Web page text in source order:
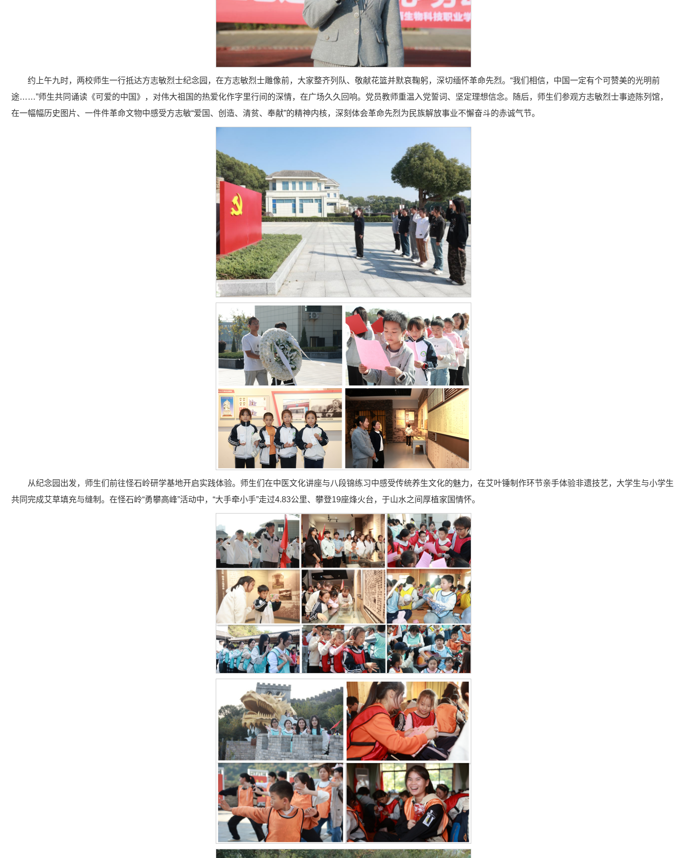
约上午九时，两校师生一行抵达方志敏烈士纪念园，在方志敏烈士雕像前，大家整齐列队、敬献花篮并默哀鞠躬，深切缅怀革命先烈。“我们相信，中国一定有个可赞美的光明前
途……”师生共同诵读《可爱的中国》，对伟大祖国的热爱化作字里行间的深情，在广场久久回响。党员教师重温入党誓词、坚定理想信念。随后，师生们参观方志敏烈士事迹陈列馆，
在一幅幅历史图片、一件件革命文物中感受方志敏“爱国、创造、清贫、奉献”的精神内核，深刻体会革命先烈为民族解放事业不懈奋斗的赤诚气节。
从纪念园出发，师生们前往怪石岭研学基地开启实践体验。师生们在中医文化讲座与八段锦练习中感受传统养生文化的魅力，在艾叶锤制作环节亲手体验非遗技艺，大学生与小学生
共同完成艾草填充与缝制。在怪石岭“勇攀高峰”活动中，“大手牵小手”走过4.83公里、攀登19座烽火台，于山水之间厚植家国情怀。